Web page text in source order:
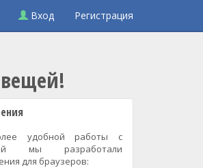
Вход Регистрация
вещей!
удобной работы с
мы разработали
для браузеров: